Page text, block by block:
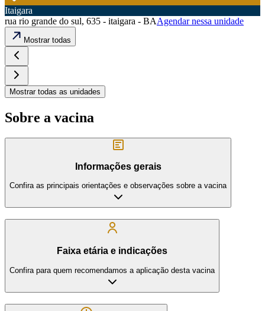
Itaigara
rua rio grande do sul, 635 - itaigara - BAAgendar nessa unidade
Mostrar todas
Mostrar todas as unidades
Sobre a vacina
Informações gerais
Confira as principais orientações e observações sobre a vacina
Faixa etária e indicações
Confira para quem recomendamos a aplicação desta vacina